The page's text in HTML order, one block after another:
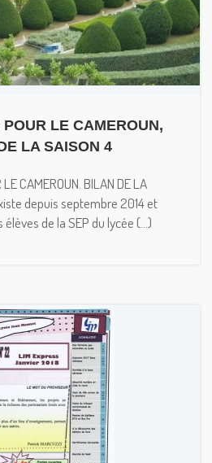
LE CAMEROUN,
LA SAISON 4
CAMEROUN. BILAN DE LA
depuis septembre 2014 et
de la SEP du lycée (...)